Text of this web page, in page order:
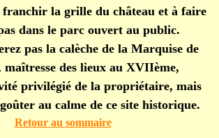
franchir la grille du château et à faire
dans le parc ouvert au public.
pas la calèche de la Marquise de
maîtresse des lieux au XVIIème,
privilégié de la propriétaire, mais
au calme de ce site historique.
Retour au sommaire